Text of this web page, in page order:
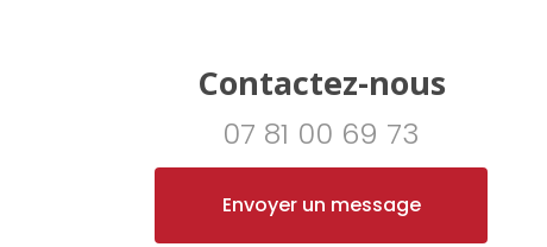
Contactez-nous
07 81 00 69 73
Envoyer un message